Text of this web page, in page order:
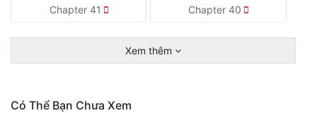
Chapter 41 Chapter 40
Xem thêm
Có Thể Bạn Chưa Xem